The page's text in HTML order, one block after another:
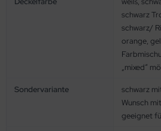
schwarz
schwarz/
orange,
„mixed“
Sondervariante
schwarz
Wunsch
geeignet